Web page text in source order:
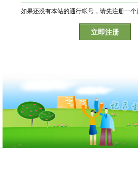
如果还没有本站的通行帐号，请先注册一个
立即注册